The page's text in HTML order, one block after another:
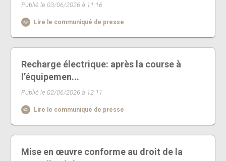
Publié le 03/06/2026 à 11:16
Lire le communiqué de presse
Recharge électrique: après la course à
l’équipemen...
Publié le 02/06/2026 à 12:11
Lire le communiqué de presse
Mise en œuvre conforme au droit de la